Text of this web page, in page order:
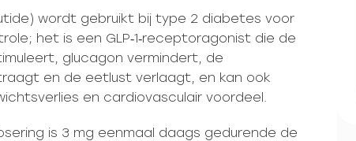
wordt gebruikt bij type 2 diabetes voor
het is een GLP‑1‑receptoragonist die de
glucagon vermindert, de
en de eetlust verlaagt, en kan ook
en cardiovasculair voordeel.
is 3 mg eenmaal daags gedurende de